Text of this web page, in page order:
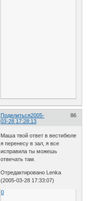
Поделиться 86
2005-
03-28 17:28:13
Маша твой ответ в вестибюле
я перенесу в зал, я все
исправила ты можешь
отвечать там.
Отредактировано Lenka
(2005-03-28 17:33:07)
0